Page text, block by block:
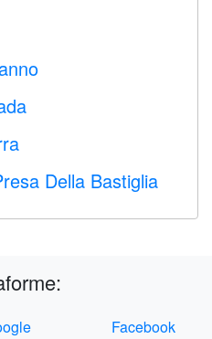
Della Bastiglia
Facebook